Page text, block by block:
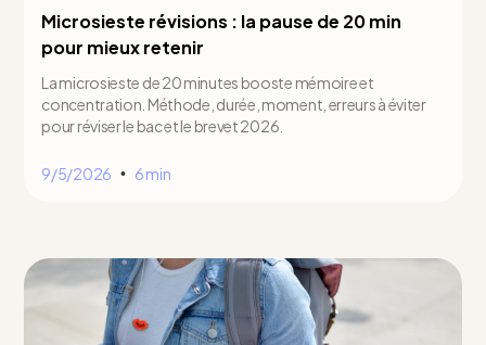
Microsieste révisions : la pause de 20 min
pour mieux retenir
La microsieste de 20 minutes booste mémoire et
concentration. Méthode, durée, moment, erreurs à éviter
pour réviser le bac et le brevet 2026.
9/5/2026 • 6 min